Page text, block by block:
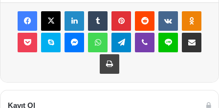
Facebook
X LinkedInTumblr PinterestReddit VKontakte
Pocket Skype MessengerWhatsAppTelegramViber Line E-Posta ile
Yazdır
Kayıt Ol